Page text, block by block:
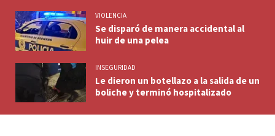
VIOLENCIA
Se disparó de manera accidental al
huir de una pelea
INSEGURIDAD
Le dieron un botellazo a la salida de un
boliche y terminó hospitalizado